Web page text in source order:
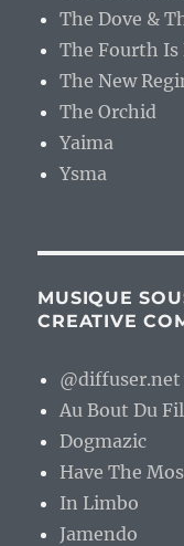
The Dove &
The Fourth Is
The New
The Orchid
Yaima
Ysma
MUSIQUE
CREATIVE
Au Bout Du Fil
Dogmazic
Have The
In Limbo
Jamendo